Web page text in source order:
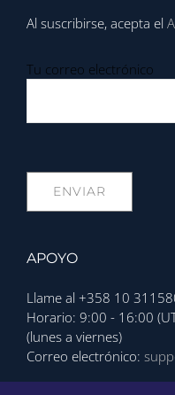
APOYO
Llame al +358 10
Horario: 9:00 - 16:00
(lunes a viernes)
Correo electrónico:
Al suscribirse, acepta el
Tu correo electrónico